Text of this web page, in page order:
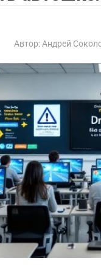
Автор: Андрей